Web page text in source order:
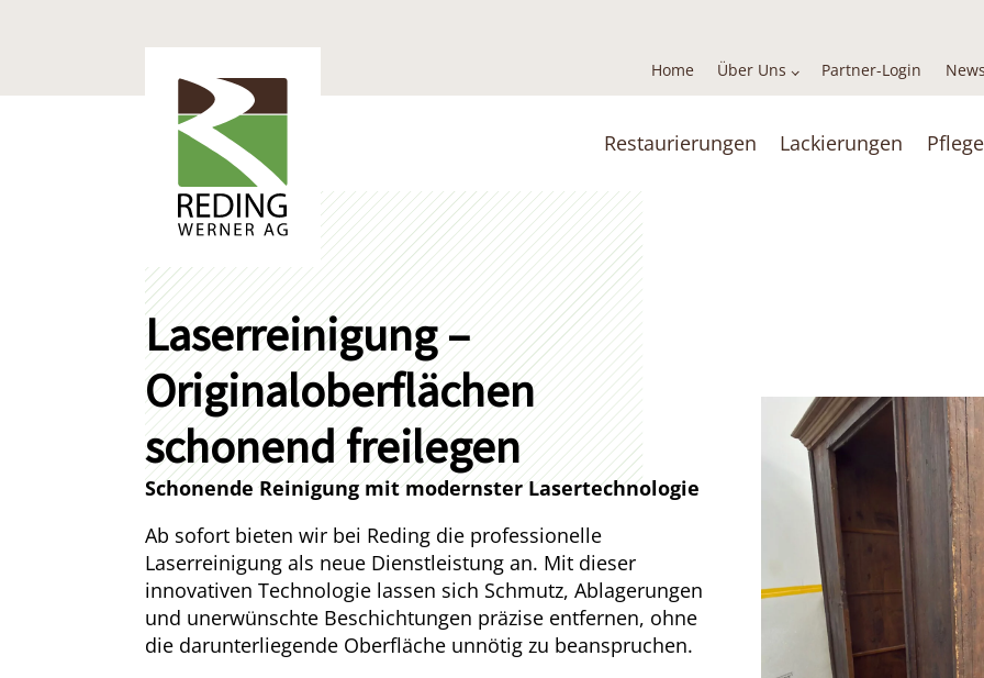
Home Über Uns Partner-Login
Restaurierungen Lackierungen
Laserreinigung –
Originaloberflächen
schonend freilegen
Schonende Reinigung mit modernster Lasertechnologie
Ab sofort bieten wir bei Reding die professionelle
Laserreinigung als neue Dienstleistung an. Mit dieser
innovativen Technologie lassen sich Schmutz, Ablagerungen
und unerwünschte Beschichtungen präzise entfernen, ohne
die darunterliegende Oberfläche unnötig zu beanspruchen.